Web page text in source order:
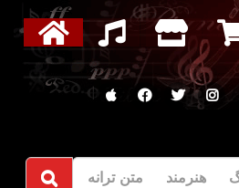
هنرمند متن ترانه